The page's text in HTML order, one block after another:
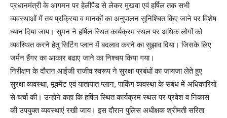
प्रधानमंत्री के आगमन पर हेलीपैड से लेकर मुखवा एवं हर्षिल तक सभी
व्यवस्थाओं में तय प्रक्रिया व मानकों का अनुपालन सुनिश्चित किए जाने पर विशेष
ध्यान दिया जाय। सुमन ने हर्षिल स्थित कार्यक्रम स्थल पर अधिक लोगों को
व्यवस्थित करने हेतु सिटिंग प्लान में बदलाव करने का सुझाव दिया। जिसके लिए
जर्मन हैंगर का आकार बढाए जाने का निश्चय किया गया।
निरीक्षण के दौरान आईजी राजीव स्वरूप ने सुरक्षा प्रबंधों का जायजा लेते हुए
सुरक्षा व्यवस्था, मूवमेंट एवं यातायात प्लान, पार्किंग व्यवस्था के संबंध में अधिकारियों
से चर्चा की। उन्होंने कहा कि हर्षिल स्थित कार्यक्रम स्थल पर प्रवेश व निकास
की उपयुक्त व्यवस्थाएं रखी जाय। इस दौरान पुलिस अधीक्षक श्रीमती सरिता